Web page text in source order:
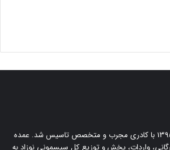
سیسمونی مونیا در سال 1395 با کادری مجرب و متخصص تاسیس شد. عمده
واردات، پخش و توزیع کل سیسمونی نوزاد به